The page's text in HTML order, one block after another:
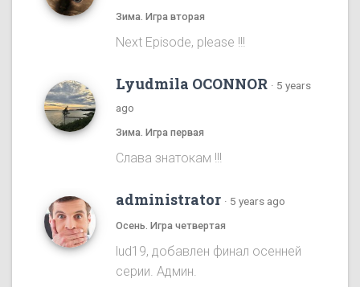
Зима. Игра вторая
Next Episode, please !!!
Lyudmila OCONNOR · 5 years
ago
Зима. Игра первая
Cлава знатокам !!!
administrator · 5 years ago
Осень. Игра четвертая
lud19, добавлен финал осенней
серии. Админ.